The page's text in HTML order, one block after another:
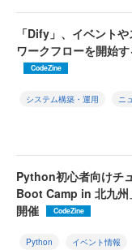
「Dify」、イベント
ワークフローを開始
CodeZine
システム構築・運用 ニ
Python初心者向けチ
Boot Camp in 北九州
開催
CodeZine
Python イベント情報